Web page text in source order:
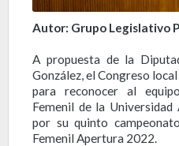
Autor: Grupo Legislativo
A propuesta de la
González, el Congreso
para reconocer al
Femenil de la
por su quinto
Femenil Apertura 2022.